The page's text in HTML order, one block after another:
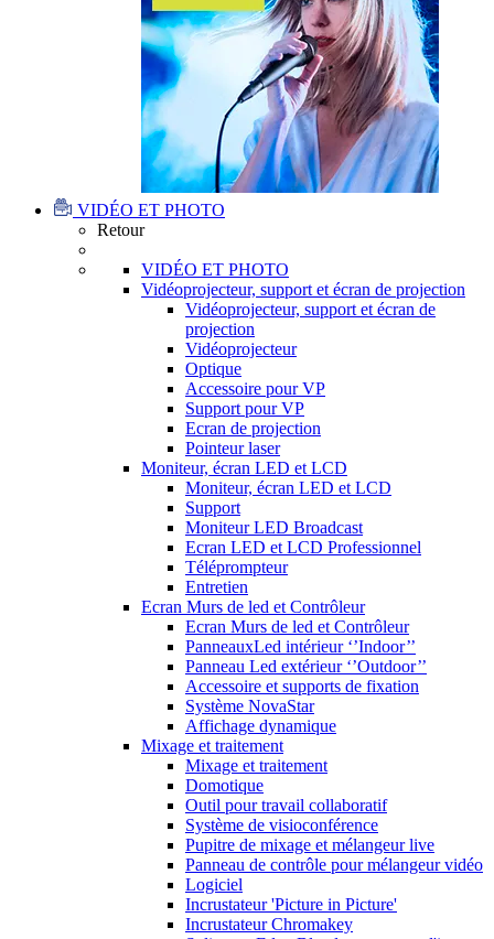
VIDÉO ET PHOTO
Retour
VIDÉO ET PHOTO
Vidéoprojecteur, support et écran de projection
Vidéoprojecteur, support et écran de
projection
Vidéoprojecteur
Optique
Accessoire pour VP
Support pour VP
Ecran de projection
Pointeur laser
Moniteur, écran LED et LCD
Moniteur, écran LED et LCD
Support
Moniteur LED Broadcast
Ecran LED et LCD Professionnel
Téléprompteur
Entretien
Ecran Murs de led et Contrôleur
Ecran Murs de led et Contrôleur
PanneauxLed intérieur ‘’Indoor’’
Panneau Led extérieur ‘’Outdoor’’
Accessoire et supports de fixation
Système NovaStar
Affichage dynamique
Mixage et traitement
Mixage et traitement
Domotique
Outil pour travail collaboratif
Système de visioconférence
Pupitre de mixage et mélangeur live
Panneau de contrôle pour mélangeur vidéo
Logiciel
Incrustateur 'Picture in Picture'
Incrustateur Chromakey